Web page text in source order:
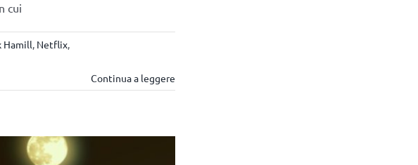
cui
Hamill, Netflix,
Continua a leggere